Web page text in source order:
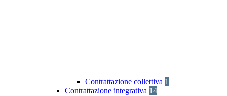
Contrattazione collettiva 1
Contrattazione integrativa 14